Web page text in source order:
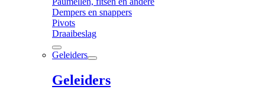
Dempers en snappers
Pivots
Draaibeslag
Geleiders
Geleiders